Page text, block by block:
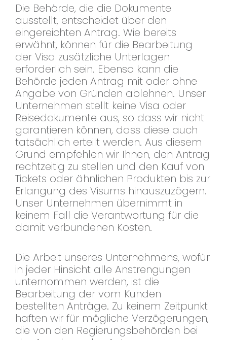
Die Behörde, die die Dokumente
ausstellt, entscheidet über den
eingereichten Antrag. Wie bereits
erwähnt, können für die Bearbeitung
der Visa zusätzliche Unterlagen
erforderlich sein. Ebenso kann die
Behörde jeden Antrag mit oder ohne
Angabe von Gründen ablehnen. Unser
Unternehmen stellt keine Visa oder
Reisedokumente aus, so dass wir nicht
garantieren können, dass diese auch
tatsächlich erteilt werden. Aus diesem
Grund empfehlen wir Ihnen, den Antrag
rechtzeitig zu stellen und den Kauf von
Tickets oder ähnlichen Produkten bis zur
Erlangung des Visums hinauszuzögern.
Unser Unternehmen übernimmt in
keinem Fall die Verantwortung für die
damit verbundenen Kosten.
Die Arbeit unseres Unternehmens, wofür
in jeder Hinsicht alle Anstrengungen
unternommen werden, ist die
Bearbeitung der vom Kunden
bestellten Anträge. Zu keinem Zeitpunkt
haften wir für mögliche Verzögerungen,
die von den Regierungsbehörden bei